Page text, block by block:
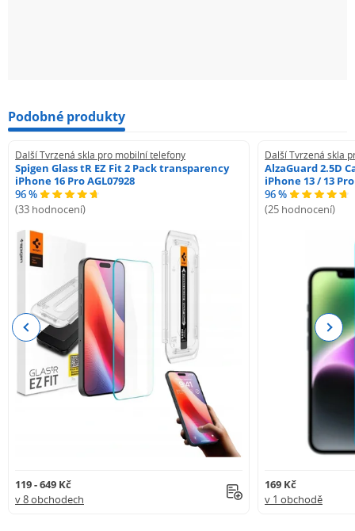
Podobné produkty
Další Tvrzená skla pro mobilní telefony
Spigen Glass tR EZ Fit 2 Pack transparency
iPhone 16 Pro AGL07928
96 %
(33 hodnocení)
119 - 649 Kč
v 8 obchodech
Další Tvrzená skla
AlzaGuard 2.5D
iPhone 13 / 13 Pro
96 %
(25 hodnocení)
169 Kč
v 1 obchodě
Previous Next